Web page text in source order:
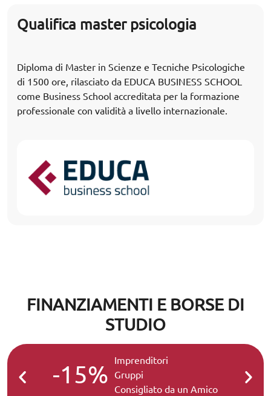
Qualifica master psicologia
Diploma di Master in Scienze e Tecniche Psicologiche
di 1500 ore, rilasciato da EDUCA BUSINESS SCHOOL
come Business School accreditata per la formazione
professionale con validità a livello internazionale.
FINANZIAMENTI E BORSE DI
STUDIO
-15%
Imprenditori
Gruppi
Consigliato da un Amico
-